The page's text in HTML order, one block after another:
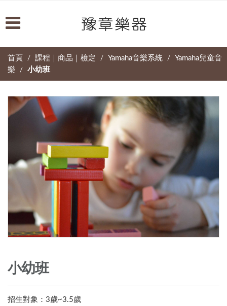
首頁 / 課程｜商品｜檢定 / Yamaha音樂系統 /
Yamaha兒童音
樂
/ 小幼班
小幼班
招生對象：3歲~3.5歲